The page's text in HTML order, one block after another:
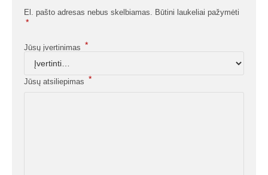
El. pašto adresas nebus skelbiamas. Būtini laukeliai pažymėti
*
Jūsų įvertinimas *
Jūsų atsiliepimas *